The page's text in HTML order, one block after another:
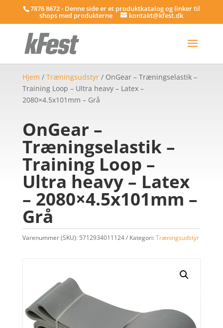
7876 8672 - Denne side er et produktkatalog og linker til
shops med produkterne kontakt@kfest.dk
Hjem / Træningsudstyr/ OnGear – Træningselastik –
Training Loop – Ultra heavy – Latex –
2080×4.5x101mm – Grå
OnGear –
Træningselastik –
Training Loop –
Ultra heavy – Latex
– 2080×4.5x101mm –
Grå
Varenummer (SKU): 5712934011124 Kategori:Træningsudstyr